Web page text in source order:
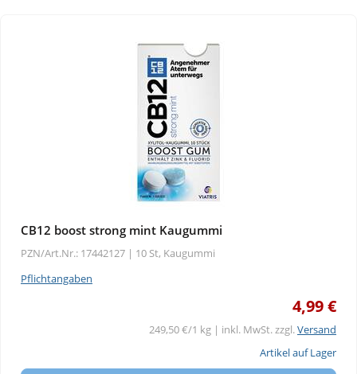
CB12 boost strong mint Kaugummi
PZN/Art.Nr.: 17442127 | 10 St, Kaugummi
Pflichtangaben
4,99 €
249,50 €/1 kg | inkl. MwSt. zzgl.Versand
Artikel auf Lager